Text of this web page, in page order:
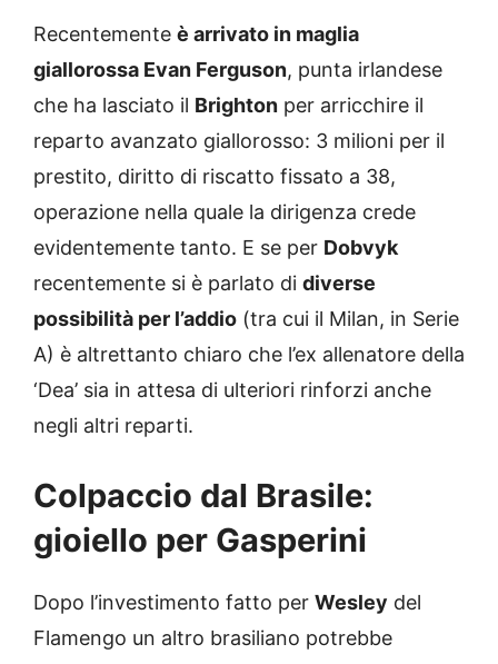
Recentemente è arrivato in maglia
giallorossa Evan Ferguson, punta irlandese
che ha lasciato il Brighton per arricchire il
reparto avanzato giallorosso: 3 milioni per il
prestito, diritto di riscatto fissato a 38,
operazione nella quale la dirigenza crede
evidentemente tanto. E se per Dobvyk
recentemente si è parlato di diverse
possibilità per l’addio (tra cui il Milan, in Serie
A) è altrettanto chiaro che l’ex allenatore della
‘Dea’ sia in attesa di ulteriori rinforzi anche
negli altri reparti.
Colpaccio dal Brasile:
gioiello per Gasperini
Dopo l’investimento fatto per Wesley del
Flamengo un altro brasiliano potrebbe